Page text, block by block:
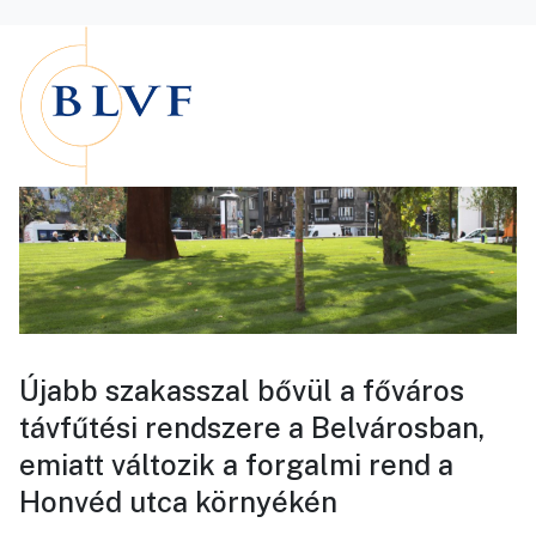
Újabb szakasszal bővül a főváros
távfűtési rendszere a Belvárosban,
emiatt változik a forgalmi rend a
Honvéd utca környékén